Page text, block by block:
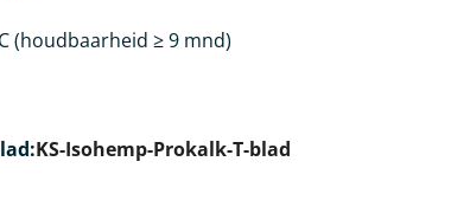
(houdbaarheid ≥ 9 mnd)
KS-Isohemp-Prokalk-T-blad